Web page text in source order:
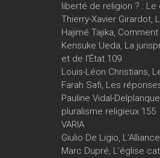
liberté de religion ? : Le
Thierry-Xavier Girardot,
Hajimé Tajika,
Kensuke Ueda, La
et de l’État 109
Louis-Léon Christians,
Farah Safi, Les
Pauline Vidal-
pluralisme religieux 155
VARIA
Giulio De Ligio,
Marc Dupré, L’église